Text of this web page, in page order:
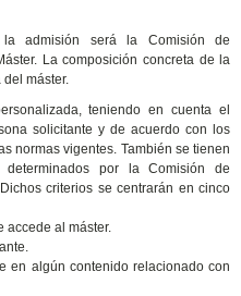
admisión será la Comisión de
La composición concreta de la
máster.
teniendo en cuenta el
solicitante y de acuerdo con los
normas vigentes. También se tienen
por la Comisión de
criterios se centrarán en cinco
accede al máster.
en algún contenido relacionado con